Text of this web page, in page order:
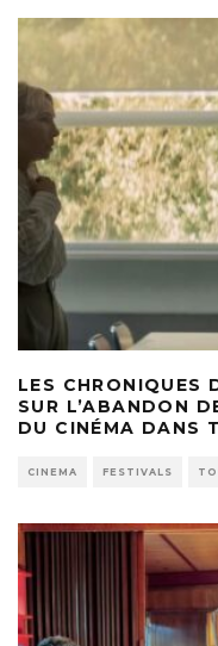
LES CHRONIQUES
SUR L’ABANDON
DU CINÉMA DANS
CINEMA FESTIVALS